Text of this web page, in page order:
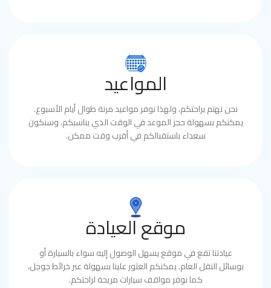
المواعيد
نحن نهتم براحتكم، ولهذا نوفر مواعيد مرنة طوال أيام الأسبوع.
يمكنكم بسهولة حجز الموعد في الوقت الذي يناسبكم، وسنكون
سعداء باستقبالكم في أقرب وقت ممكن.
موقع العيادة
عيادتنا تقع في موقع يسهل الوصول إليه سواء بالسيارة أو
بوسائل النقل العام. يمكنكم العثور علينا بسهولة عبر خرائط جوجل،
كما نوفر مواقف سيارات مريحة لراحتكم.